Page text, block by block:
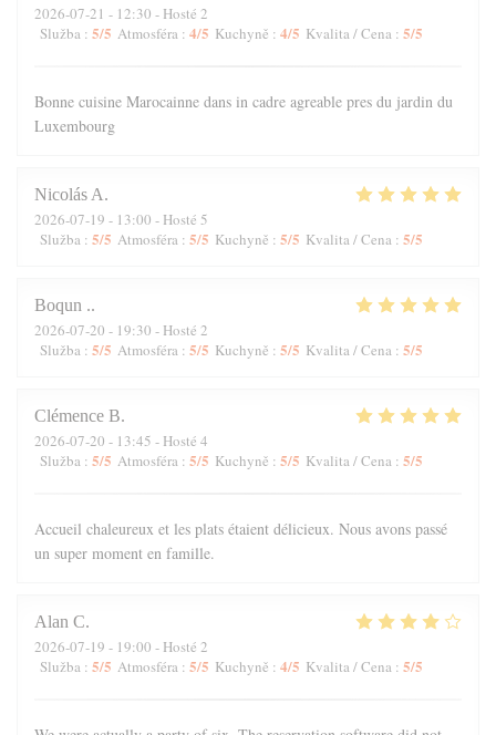
2026-07-21 - 12:30 - Hosté 2
Služba : 5/5 Atmosféra : 4/5 Kuchyně : 4/5 Kvalita / Cena : 5/5
Bonne cuisine Marocainne dans in cadre agreable pres du jardin du
Luxembourg
Nicolás A
2026-07-19 - 13:00 - Hosté 5
Služba : 5/5 Atmosféra : 5/5 Kuchyně : 5/5 Kvalita / Cena : 5/5
Boqun .
2026-07-20 - 19:30 - Hosté 2
Služba : 5/5 Atmosféra : 5/5 Kuchyně : 5/5 Kvalita / Cena : 5/5
Clémence B
2026-07-20 - 13:45 - Hosté 4
Služba : 5/5 Atmosféra : 5/5 Kuchyně : 5/5 Kvalita / Cena : 5/5
Accueil chaleureux et les plats étaient délicieux. Nous avons passé
un super moment en famille.
Alan C
2026-07-19 - 19:00 - Hosté 2
Služba : 5/5 Atmosféra : 5/5 Kuchyně : 4/5 Kvalita / Cena : 5/5